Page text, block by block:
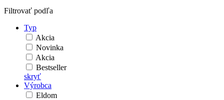
Filtrovať podľa
Typ
Akcia
Novinka
Akcia
Bestseller
skryť
Výrobca
Eldom